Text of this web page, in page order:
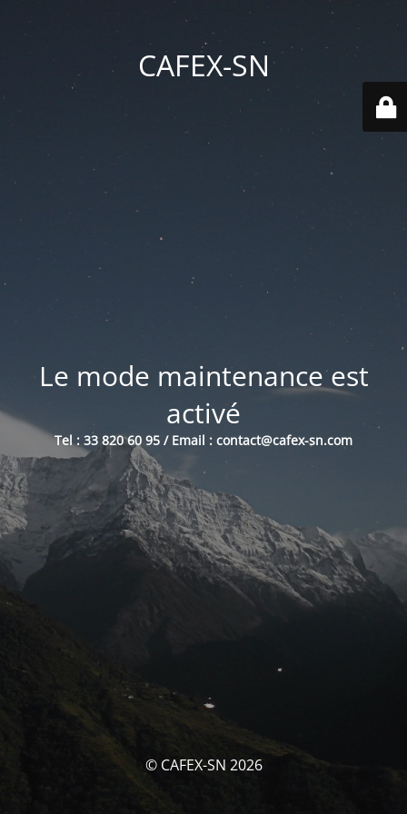
CAFEX-SN
Le mode maintenance est
activé
Tel : 33 820 60 95 / Email : contact@cafex-sn.com
© CAFEX-SN 2026